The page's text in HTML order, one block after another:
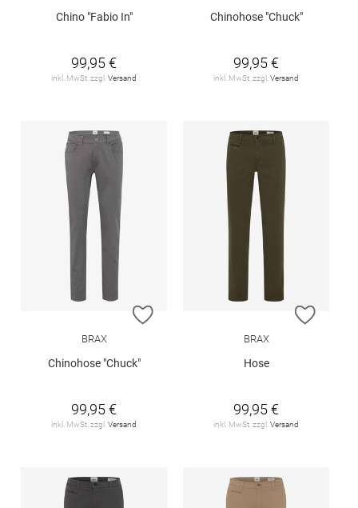
Chino "Fabio In"
99,95 €
inkl. MwSt. zzgl.Versand
Chinohose "Chuck"
99,95 €
inkl. MwSt. zzgl.Versand
ZUR WUNSCHLISTE HINZUFÜGEN
BRAX
Chinohose "Chuck"
99,95 €
inkl. MwSt. zzgl.Versand
ZUR
BRAX
Hose
99,95 €
inkl. MwSt. zzgl.Versand